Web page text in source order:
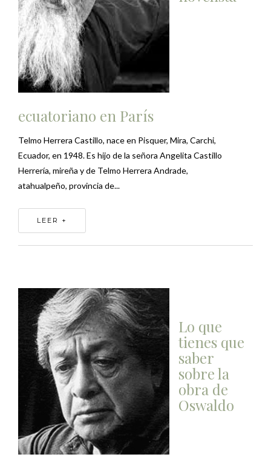
ecuatoriano en París
Telmo Herrera Castillo, nace en Pisquer, Mira, Carchi,
Ecuador, en 1948. Es hijo de la señora Angelita Castillo
Herrería, mireña y de Telmo Herrera Andrade,
atahualpeño, provincia de...
LEER +
Lo que
tienes que
saber
sobre la
obra de
Oswaldo